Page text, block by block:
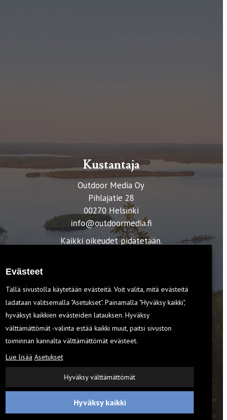
Kustantaja
Outdoor Media Oy
Pihlajatie 28
00270 Helsinki
info@outdoormedia.fi
Kaikki oikeudet pidätetään.
EVÄSTEET
Evästeet
Tällä sivustolla käytetään evästeitä. Voit valita, mitä evästeitä
ladataan valitsemalla "Asetukset". Painamalla "Hyväksy kaikki",
hyväksyt kaikkien evästeiden latauksen. Hyväksy
välttämättömät -valinta estää kaikki muut, paitsi sivuston
toiminnan kannalta välttämättömät evästeet.
Lue lisää Asetukset
Hyväksy välttämättömät
Hyväksy kaikki